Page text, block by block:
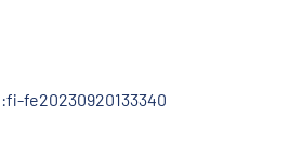
fe20230920133340